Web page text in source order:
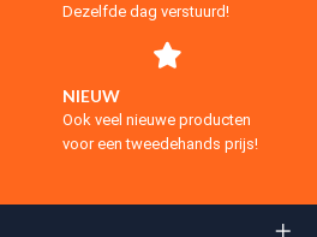
Dezelfde dag verstuurd!
NIEUW
Ook veel nieuwe producten
voor een tweedehands prijs!